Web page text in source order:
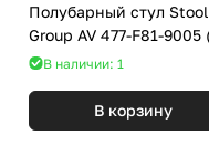
Полубарный стул Stool
Group AV 477-F81-9005
В наличии: 1
В корзину